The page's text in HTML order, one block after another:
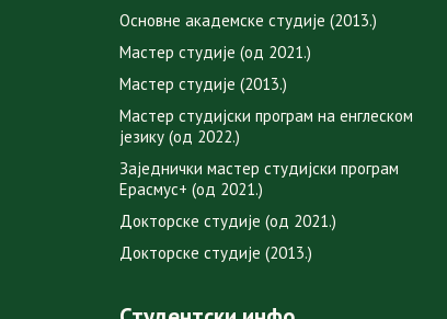
Основне академске студије (2013.)
Мастер студије (од 2021.)
Мастер студије (2013.)
Мастер студијски програм на енглеском
језику (од 2022.)
Заједнички мастер студијски програм
Ерасмус+ (од 2021.)
Докторске студије (од 2021.)
Докторске студије (2013.)